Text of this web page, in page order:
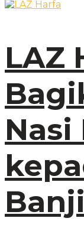
LAZ
Nasi